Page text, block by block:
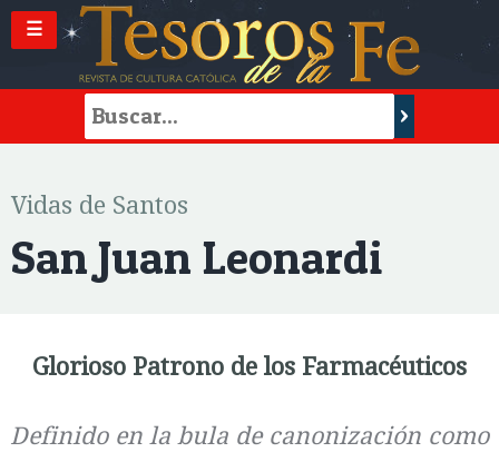
☰
Vidas de Santos
San Juan Leonardi
Glorioso Patrono de los Farmacéuticos
Definido en la bula de canonización como